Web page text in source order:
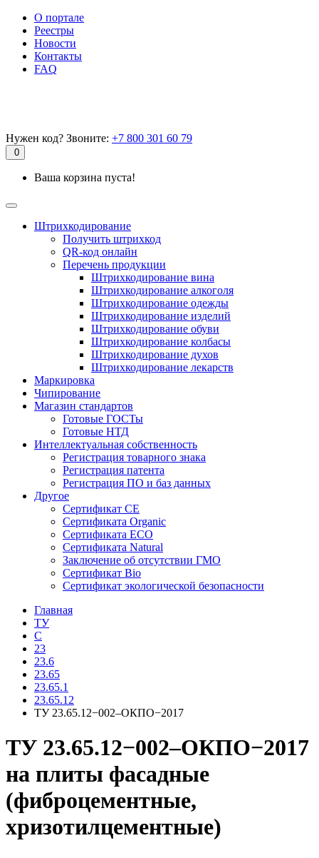
О портале
Реестры
Новости
Контакты
FAQ
Нужен код? Звоните: +7 800 301 60 79
0
Ваша корзина пуста!
Штрихкодирование
Получить штрихкод
QR-код онлайн
Перечень продукции
Штрихкодирование вина
Штрихкодирование алкоголя
Штрихкодирование одежды
Штрихкодирование изделий
Штрихкодирование обуви
Штрихкодирование колбасы
Штрихкодирование духов
Штрихкодирование лекарств
Маркировка
Чипирование
Магазин стандартов
Готовые ГОСТы
Готовые НТД
Интеллектуальная собственность
Регистрация товарного знака
Регистрация патента
Регистрация ПО и баз данных
Другое
Сертификат СЕ
Сертификата Organic
Сертификата ECO
Сертификата Natural
Заключение об отсутствии ГМО
Сертификат Bio
Сертификат экологической безопасности
Главная
ТУ
C
23
23.6
23.65
23.65.1
23.65.12
ТУ 23.65.12−002–ОКПО−2017
ТУ 23.65.12−002–ОКПО−2017
на плиты фасадные
(фиброцементные,
хризотилцементные)